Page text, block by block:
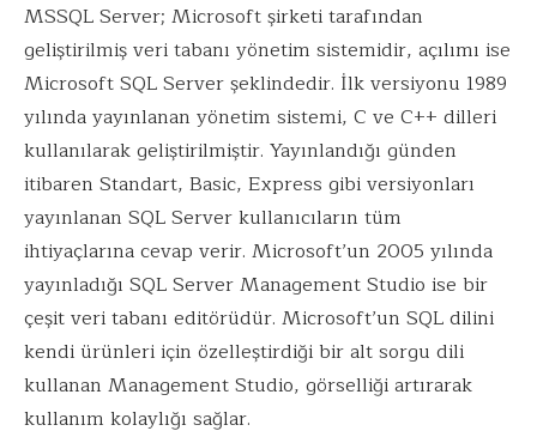
MSSQL Server; Microsoft şirketi tarafından
geliştirilmiş veri tabanı yönetim sistemidir, açılımı ise
Microsoft SQL Server şeklindedir. İlk versiyonu 1989
yılında yayınlanan yönetim sistemi, C ve C++ dilleri
kullanılarak geliştirilmiştir. Yayınlandığı günden
itibaren Standart, Basic, Express gibi versiyonları
yayınlanan SQL Server kullanıcıların tüm
ihtiyaçlarına cevap verir. Microsoft’un 2005 yılında
yayınladığı SQL Server Management Studio ise bir
çeşit veri tabanı editörüdür. Microsoft’un SQL dilini
kendi ürünleri için özelleştirdiği bir alt sorgu dili
kullanan Management Studio, görselliği artırarak
kullanım kolaylığı sağlar.